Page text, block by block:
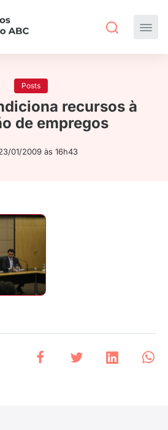
Posts
recursos à
de empregos
01/2009 às 16h43